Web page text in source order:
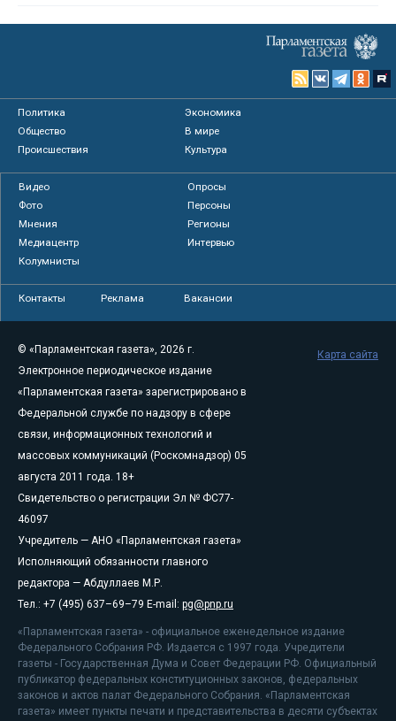
Политика
Экономика
Общество
В мире
Происшествия
Культура
Видео
Опросы
Фото
Персоны
Мнения
Регионы
Медиацентр
Интервью
Колумнисты
Контакты Реклама Вакансии
© «Парламентская газета», 2026 г.
Электронное периодическое издание
«Парламентская газета» зарегистрировано в
Федеральной службе по надзору в сфере
связи, информационных технологий и
массовых коммуникаций (Роскомнадзор) 05
августа 2011 года. 18+
Свидетельство о регистрации Эл № ФС77-
46097
Учредитель — АНО «Парламентская газета»
Исполняющий обязанности главного
редактора — Абдуллаев М.Р.
Тел.: +7 (495) 637–69–79 E-mail: pg@pnp.ru
«Парламентская газета» - официальное еженедельное издание
Федерального Собрания РФ. Издается с 1997 года. Учредители
газеты - Государственная Дума и Совет Федерации РФ. Официальный
публикатор федеральных конституционных законов, федеральных
законов и актов палат Федерального Собрания. «Парламентская
газета» имеет пункты печати и представительства в десяти субъектах
Карта сайта